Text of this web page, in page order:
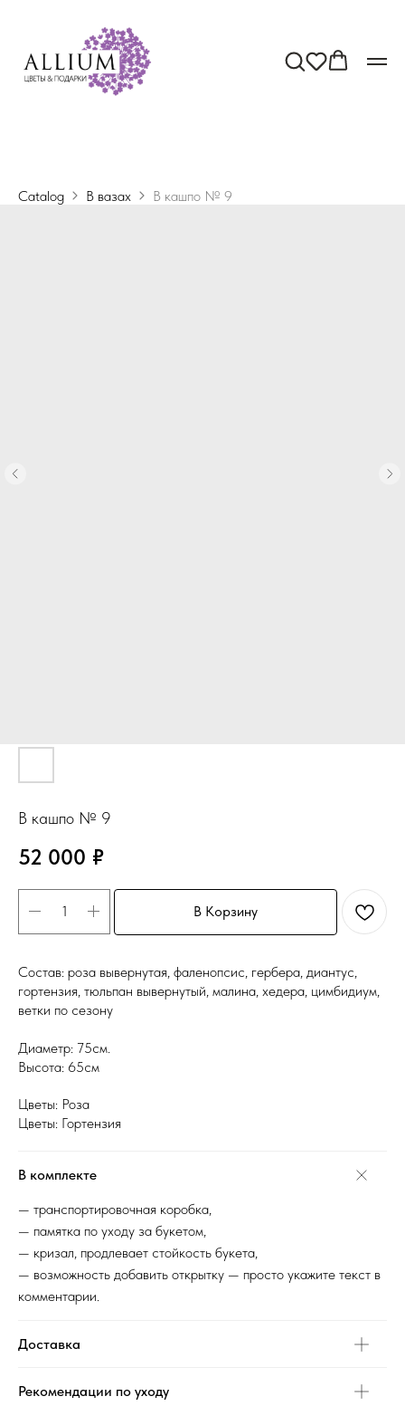
Catalog В вазах В кашпо № 9
В кашпо № 9
52 000 ₽
В Корзину
Состав: роза вывернутая, фаленопсис, гербера, диантус,
гортензия, тюльпан вывернутый, малина, хедера, цимбидиум,
ветки по сезону
Диаметр: 75см.
Высота: 65см
Цветы: Роза
Цветы: Гортензия
В комплекте
— транспортировочная коробка,
— памятка по уходу за букетом,
— кризал, продлевает стойкость букета,
— возможность добавить открытку — просто укажите текст в
комментарии.
Доставка
Рекомендации по уходу